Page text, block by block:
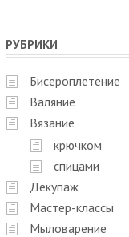
РУБРИКИ
Бисероплетение
Валяние
Вязание
крючком
спицами
Декупаж
Мастер-классы
Мыловарение